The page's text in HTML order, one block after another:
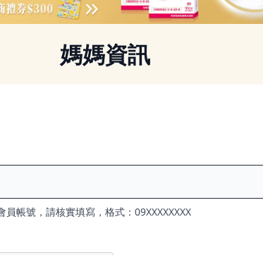
媽媽資訊
帳號，請核實填寫，格式：09XXXXXXXX